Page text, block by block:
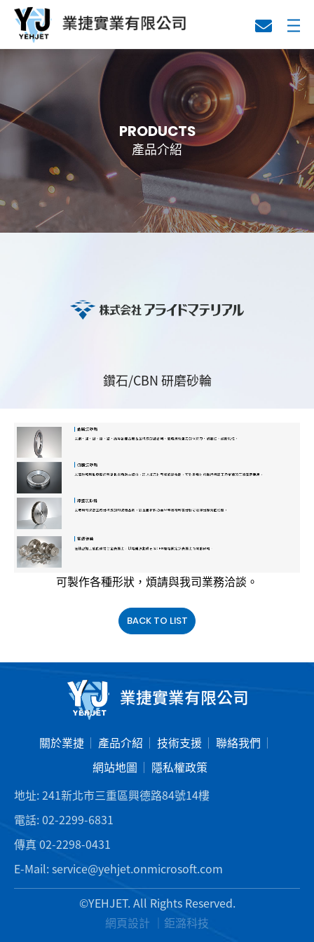
關於業捷
代理產品
技術資料
PRODUCTS
產品介紹
鑽石/CBN 研磨砂輪
可製作各種形狀，煩請與我司業務洽談。
BACK TO LIST
關於業捷 產品介紹 技術支援
聯絡我們
網站地圖
隱私權政策
地址:241新北市三重區興德路84號14樓
電話:02-2299-6831
傳真 02-2298-0431
E-Mail:service@yehjet.onmicrosoft.com
©YEHJET. All Rights Reserved.
網頁設計 ｜ 鉅潞科技